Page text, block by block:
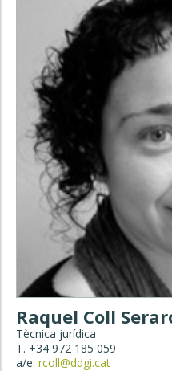
Raquel Coll
Tècnica jurídica
T. +34 972 185 059
a/e. rcoll@ddgi.cat